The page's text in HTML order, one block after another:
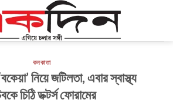
কলকাতা
নিয়ে জটিলতা, এবার স্বাস্থ্য
চিঠি ডক্টর্স ফোরামের